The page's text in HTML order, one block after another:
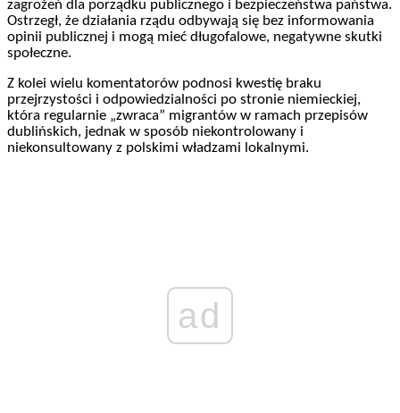
zagrożeń dla porządku publicznego i bezpieczeństwa państwa.
Ostrzegł, że działania rządu odbywają się bez informowania
opinii publicznej i mogą mieć długofalowe, negatywne skutki
społeczne.
Z kolei wielu komentatorów podnosi kwestię braku
przejrzystości i odpowiedzialności po stronie niemieckiej,
która regularnie „zwraca” migrantów w ramach przepisów
dublińskich, jednak w sposób niekontrolowany i
niekonsultowany z polskimi władzami lokalnymi.
ad